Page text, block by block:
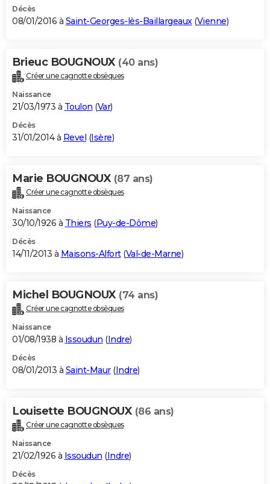
Décès
08/01/2016 à Saint-Georges-lès-Baillargeaux(Vienne)
Brieuc BOUGNOUX (40 ans)
Créer une cagnotte obsèques
Naissance
21/03/1973 à Toulon (Var)
Décès
31/01/2014 à Revel (Isère)
Marie BOUGNOUX (87 ans)
Créer une cagnotte obsèques
Naissance
30/10/1926 à Thiers (Puy-de-Dôme)
Décès
14/11/2013 à Maisons-Alfort(Val-de-Marne)
Michel BOUGNOUX (74 ans)
Créer une cagnotte obsèques
Naissance
01/08/1938 à Issoudun (Indre)
Décès
08/01/2013 à Saint-Maur(Indre)
Louisette BOUGNOUX (86 ans)
Créer une cagnotte obsèques
Naissance
21/02/1926 à Issoudun (Indre)
Décès